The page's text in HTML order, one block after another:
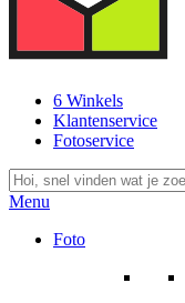
6 Winkels
Klantenservice
Fotoservice
Menu
Foto